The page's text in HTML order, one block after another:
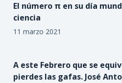
El número π en su día
ciencia
11 marzo 2021
A este Febrero que se
pierdes las gafas. José